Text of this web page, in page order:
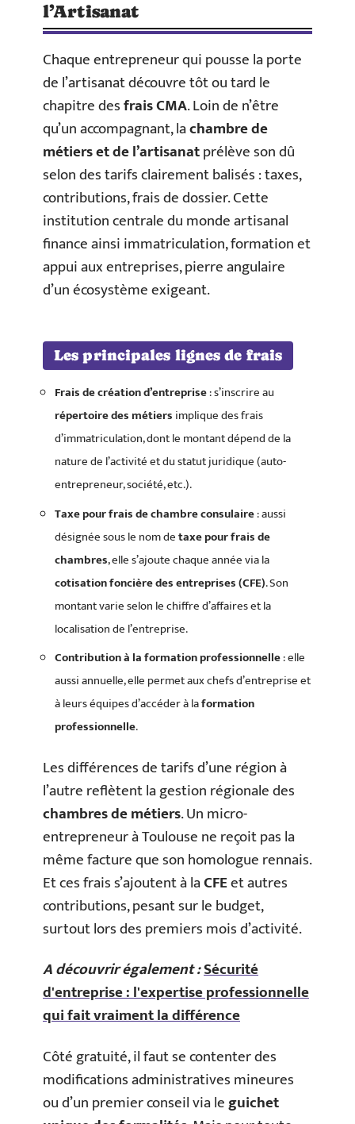
l’Artisanat
Chaque entrepreneur qui pousse la porte
de l’artisanat découvre tôt ou tard le
chapitre desfrais CMA. Loin de n’être
qu’un accompagnant, lachambre de
métiers et de l’artisanatprélève son dû
selon des tarifs clairement balisés : taxes,
contributions, frais de dossier. Cette
institution centrale du monde artisanal
finance ainsi immatriculation, formation et
appui aux entreprises, pierre angulaire
d’un écosystème exigeant.
Les principales lignes de frais
Frais de création d’entreprise: s’inscrire au
répertoire des métiers implique des frais
d’immatriculation, dont le montant dépend de la
nature de l’activité et du statut juridique (auto-
entrepreneur, société, etc.).
Taxe pour frais de chambre consulaire: aussi
désignée sous le nom detaxe pour frais de
chambres, elle s’ajoute chaque année via la
cotisation foncière des entreprises (CFE). Son
montant varie selon le chiffre d’affaires et la
localisation de l’entreprise.
Contribution à la formation professionnelle: elle
aussi annuelle, elle permet aux chefs d’entreprise et
à leurs équipes d’accéder à laformation
professionnelle.
Les différences de tarifs d’une région à
l’autre reflètent la gestion régionale des
chambres de métiers. Un micro-
entrepreneur à Toulouse ne reçoit pas la
même facture que son homologue rennais.
Et ces frais s’ajoutent à laCFEet autres
contributions, pesant sur le budget,
surtout lors des premiers mois d’activité.
A découvrir également :Sécurité
d'entreprise : l'expertise professionnelle
qui fait vraiment la différence
Côté gratuité, il faut se contenter des
modifications administratives mineures
ou d’un premier conseil via leguichet